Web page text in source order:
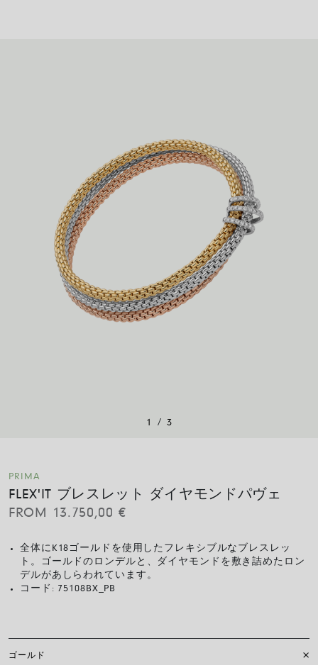
1 / 3
PRIMA
FLEX'IT ブレスレット ダイヤモンドパヴェ
FROM
13.750,00 €
全体にK18ゴールドを使用したフレキシブルなブレスレッ
ト。ゴールドのロンデルと、ダイヤモンドを敷き詰めたロン
デルがあしらわれています。
コード: 75108BX_PB
ゴールド